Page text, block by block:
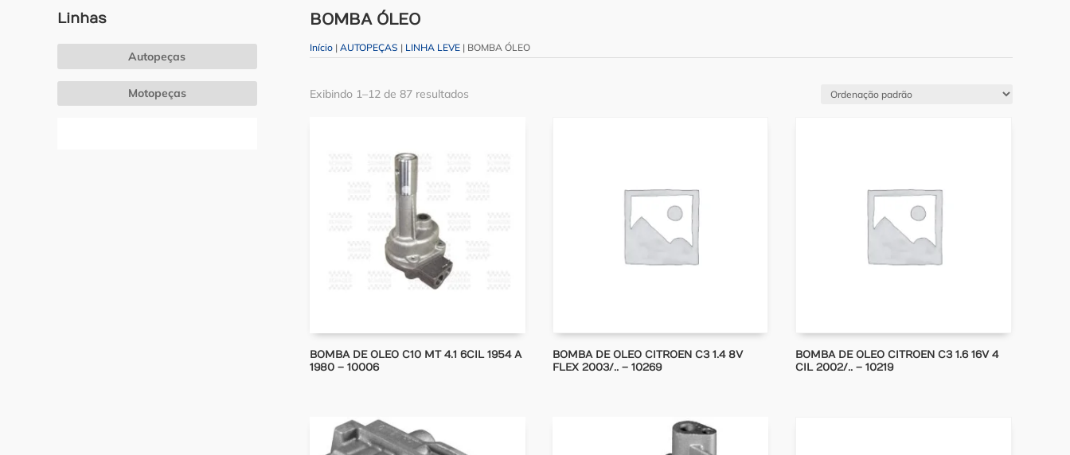
Linhas
Autopeças
Motopeças
BOMBA ÓLEO
Início| AUTOPEÇAS | LINHA LEVE| BOMBA ÓLEO
Exibindo 1–12 de 87 resultados
BOMBA DE OLEO C10 MT 4.1 6CIL 1954 A
1980 – 10006
BOMBA DE OLEO CITROEN C3 1.4 8V
FLEX 2003/.. – 10269
BOMBA DE OLEO CITROEN C3 1.6 16V 4
CIL 2002/.. – 10219